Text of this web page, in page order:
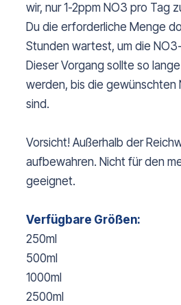
wir, nur 1-2ppm NO3 pro Tag
Du die erforderliche Menge
Stunden wartest, um die
Dieser Vorgang sollte so
werden, bis die gewünschten
sind.
Vorsicht! Außerhalb der
aufbewahren. Nicht für den
geeignet.
Verfügbare Größen:
250ml
500ml
1000ml
2500ml